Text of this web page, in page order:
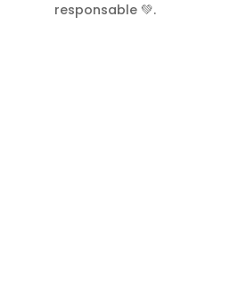
responsable 💚.